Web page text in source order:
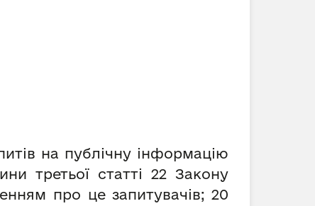
на публічну інформацію
третьої статті 22 Закону
про це запитувачів; 20